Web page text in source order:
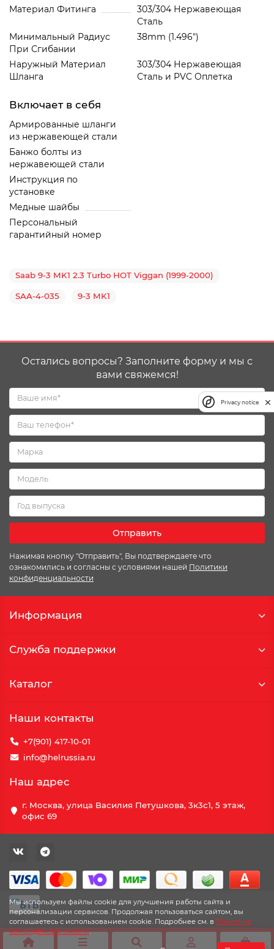
Материал Фитинга
303/304 Нержавеющая
Сталь
Минимальный Радиус
При Сгибании
38mm (1.496")
Наружный Материал
Шланга
303/304 Нержавеющая
Сталь и PVC Oплетка
Включает в себя
Армированные шланги
из нержавеющей стали
Банжо болты из
нержавеющей стали
Инструкция по
установке
Медные шайбы
Персональный
гарантийный номер
Saab 9-3 MK1 2.3 Turbo HOT Viggan (1999-2000)
SAA-4-035 9-3 MK1
Мы используем файлы cookie для улучшения работы сайта и
персонализации сервисов. Продолжая пользоваться сайтом, вы
соглашаетесь с использованием cookie. Подробнее см. в Политике
конфиденциальности.
Остались вопросы? Заполните форму и мы с
вами свяжемся!
Отправить
Нажимая кнопку "Отправить", Вы подтверждаете что
ознакомились и согласны с условиями нашей Политики
конфиденциальности
Информация
Служба поддержки
Каталог
Наши контакты
+7(901) 417-10-01
info@helrussia.ru
Наш адрес
г. Москва, улица Василия Петушкова, 3к3c1, 5 этаж,
офис 69
Privacy notice